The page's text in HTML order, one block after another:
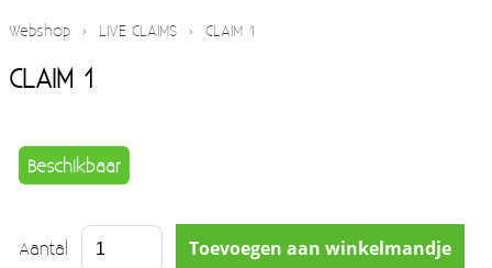
Webshop › LIVE CLAIMS › CLAIM 1
CLAIM 1
Beschikbaar
Aantal